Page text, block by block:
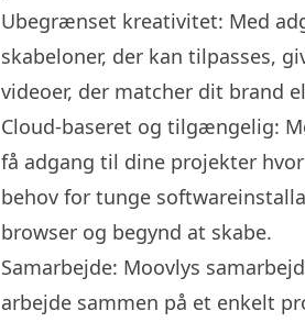
Ubegrænset kreativitet: Med
skabeloner, der kan tilpasses,
videoer, der matcher dit brand
Cloud-baseret og tilgængelig:
få adgang til dine projekter
behov for tunge
browser og begynd at skabe.
Samarbejde: Moovlys
arbejde sammen på et enkelt